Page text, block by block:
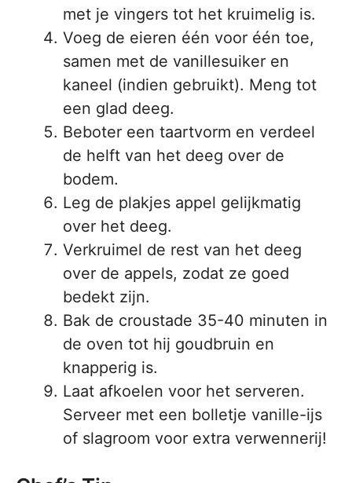
met je vingers tot het kruimelig is.
Voeg de eieren één voor één toe,
samen met de vanillesuiker en
kaneel (indien gebruikt). Meng tot
een glad deeg.
Beboter een taartvorm en verdeel
de helft van het deeg over de
bodem.
Leg de plakjes appel gelijkmatig
over het deeg.
Verkruimel de rest van het deeg
over de appels, zodat ze goed
bedekt zijn.
Bak de croustade 35-40 minuten in
de oven tot hij goudbruin en
knapperig is.
Laat afkoelen voor het serveren.
Serveer met een bolletje vanille-ijs
of slagroom voor extra verwennerij!